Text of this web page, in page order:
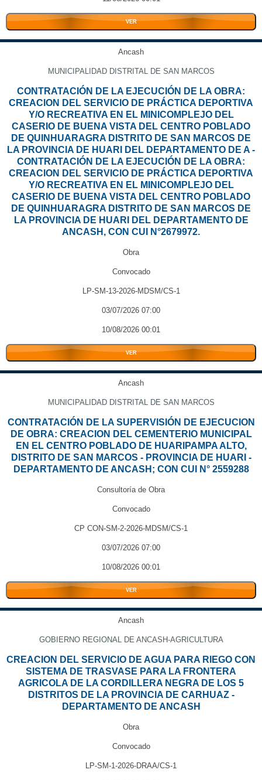
VER
Ancash
MUNICIPALIDAD DISTRITAL DE SAN MARCOS
CONTRATACIÓN DE LA EJECUCIÓN DE LA OBRA:
CREACION DEL SERVICIO DE PRÁCTICA DEPORTIVA
Y/O RECREATIVA EN EL MINICOMPLEJO DEL
CASERIO DE BUENA VISTA DEL CENTRO POBLADO
DE QUINHUARAGRA DISTRITO DE SAN MARCOS DE
LA PROVINCIA DE HUARI DEL DEPARTAMENTO DE A -
CONTRATACIÓN DE LA EJECUCIÓN DE LA OBRA:
CREACION DEL SERVICIO DE PRÁCTICA DEPORTIVA
Y/O RECREATIVA EN EL MINICOMPLEJO DEL
CASERIO DE BUENA VISTA DEL CENTRO POBLADO
DE QUINHUARAGRA DISTRITO DE SAN MARCOS DE
LA PROVINCIA DE HUARI DEL DEPARTAMENTO DE
ANCASH, CON CUI N°2679972.
Obra
Convocado
LP-SM-13-2026-MDSM/CS-1
03/07/2026 07:00
10/08/2026 00:01
VER
Ancash
MUNICIPALIDAD DISTRITAL DE SAN MARCOS
CONTRATACIÓN DE LA SUPERVISIÓN DE EJECUCION
DE OBRA: CREACION DEL CEMENTERIO MUNICIPAL
EN EL CENTRO POBLADO DE HUARIPAMPA ALTO,
DISTRITO DE SAN MARCOS - PROVINCIA DE HUARI -
DEPARTAMENTO DE ANCASH; CON CUI N° 2559288
Consultoría de Obra
Convocado
CP CON-SM-2-2026-MDSM/CS-1
03/07/2026 07:00
10/08/2026 00:01
VER
Ancash
GOBIERNO REGIONAL DE ANCASH-AGRICULTURA
CREACION DEL SERVICIO DE AGUA PARA RIEGO CON
SISTEMA DE TRASVASE PARA LA FRONTERA
AGRICOLA DE LA CORDILLERA NEGRA DE LOS 5
DISTRITOS DE LA PROVINCIA DE CARHUAZ -
DEPARTAMENTO DE ANCASH
Obra
Convocado
LP-SM-1-2026-DRAA/CS-1